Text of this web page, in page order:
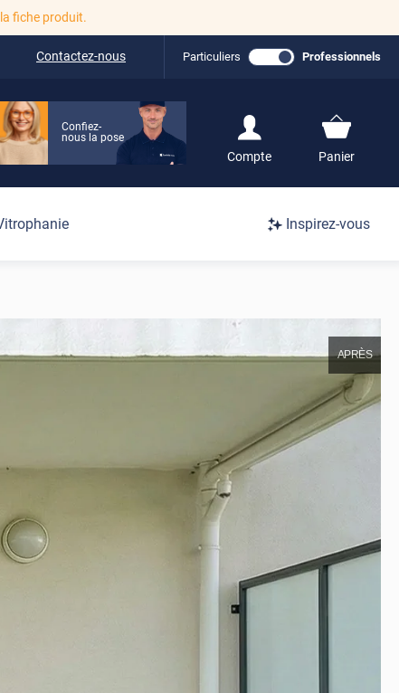
fiche produit.
Contactez-nous Particuliers Professionnels
Confiez-
nous la pose
Compte
S'inscrire / Se
Panier
Inspirez-vous
APRÈS